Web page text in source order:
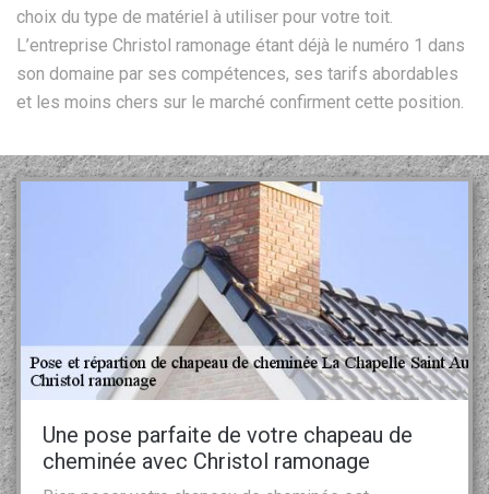
choix du type de matériel à utiliser pour votre toit.
L’entreprise Christol ramonage étant déjà le numéro 1 dans
son domaine par ses compétences, ses tarifs abordables
et les moins chers sur le marché confirment cette position.
Une pose parfaite de votre chapeau de
cheminée avec Christol ramonage